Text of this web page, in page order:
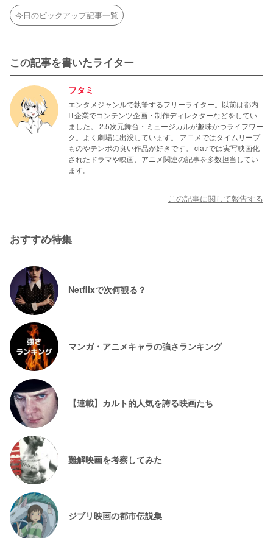
今日のピックアップ記事一覧
この記事を書いたライター
フタミ
エンタメジャンルで執筆するフリーライター。以前は都内
IT企業でコンテンツ企画・制作ディレクターなどをしてい
ました。 2.5次元舞台・ミュージカルが趣味かつライフワー
ク。よく劇場に出没しています。 アニメではタイムリープ
ものやテンポの良い作品が好きです。 ciatrでは実写映画化
されたドラマや映画、アニメ関連の記事を多数担当してい
ます。
この記事に関して報告する
おすすめ特集
Netflixで次何観る？
マンガ・アニメキャラの強さランキング
【連載】カルト的人気を誇る映画たち
難解映画を考察してみた
ジブリ映画の都市伝説集